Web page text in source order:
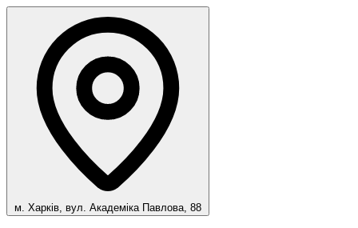
м. Харків, вул. Академіка Павлова, 88